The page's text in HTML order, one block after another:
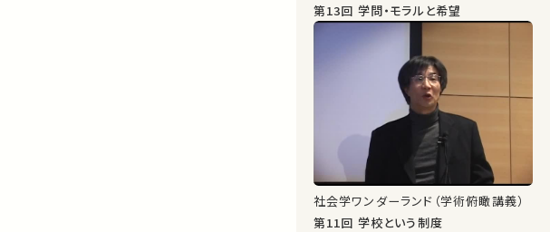
第13回 学問・モラルと希望
社会学ワンダーランド（学術俯瞰講義）
第11回 学校という制度